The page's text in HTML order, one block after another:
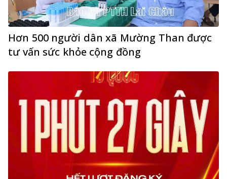
Hơn 500 người dân xã Mường Than được
tư vấn sức khỏe cộng đồng